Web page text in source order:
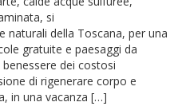
si
naturali della Toscana, per una
gratuite e paesaggi da
dei costosi
di rigenerare corpo e
in una vacanza […]